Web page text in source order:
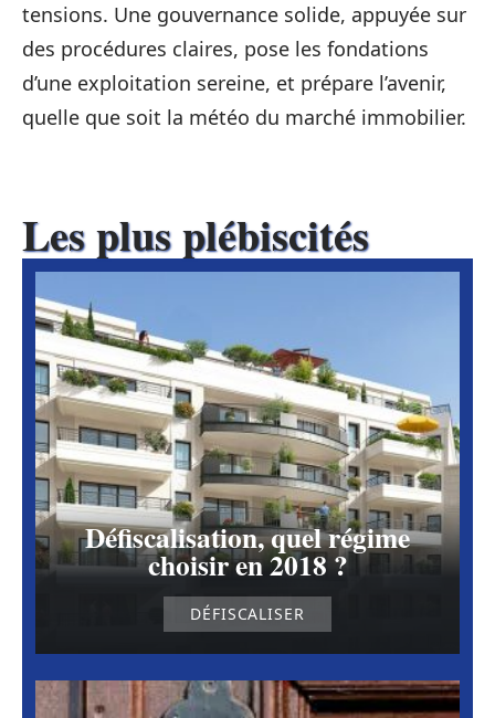
tensions. Une gouvernance solide, appuyée sur
des procédures claires, pose les fondations
d’une exploitation sereine, et prépare l’avenir,
quelle que soit la météo du marché immobilier.
Les plus plébiscités
Défiscalisation, quel régime
choisir en 2018 ?
DÉFISCALISER